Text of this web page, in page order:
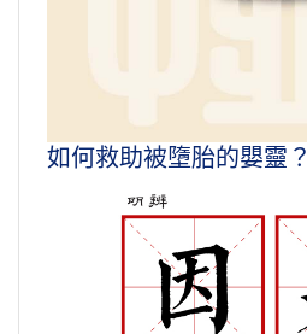
如何救助被墮胎的嬰靈？